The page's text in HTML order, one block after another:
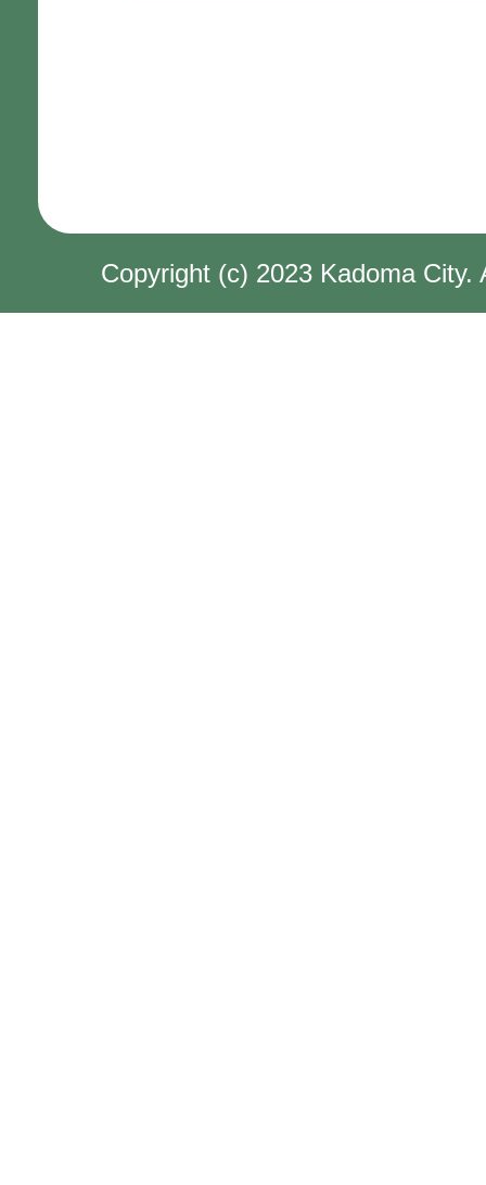
Copyright (c) 2023 Kadoma City.